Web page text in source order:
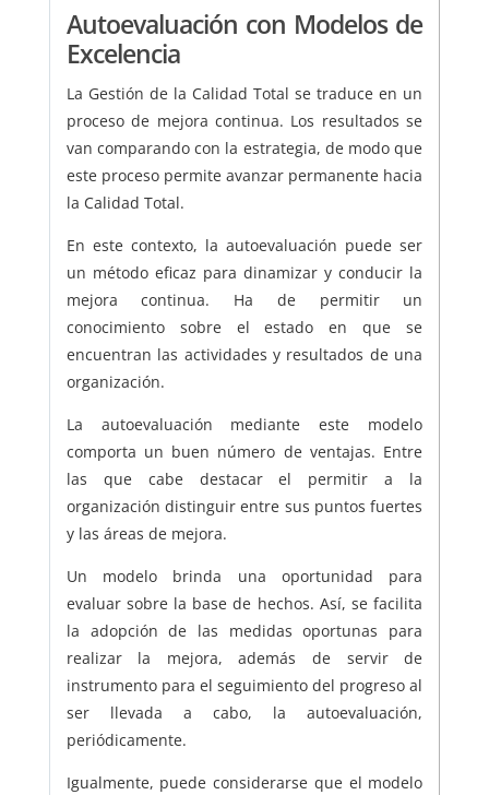
Autoevaluación con Modelos de
Excelencia
La Gestión de la Calidad Total se traduce en un
proceso de mejora continua. Los resultados se
van comparando con la estrategia, de modo que
este proceso permite avanzar permanente hacia
la Calidad Total.
En este contexto, la autoevaluación puede ser
un método eficaz para dinamizar y conducir la
mejora continua. Ha de permitir un
conocimiento sobre el estado en que se
encuentran las actividades y resultados de una
organización.
La autoevaluación mediante este modelo
comporta un buen número de ventajas. Entre
las que cabe destacar el permitir a la
organización distinguir entre sus puntos fuertes
y las áreas de mejora.
Un modelo brinda una oportunidad para
evaluar sobre la base de hechos. Así, se facilita
la adopción de las medidas oportunas para
realizar la mejora, además de servir de
instrumento para el seguimiento del progreso al
ser llevada a cabo, la autoevaluación,
periódicamente.
Igualmente, puede considerarse que el modelo